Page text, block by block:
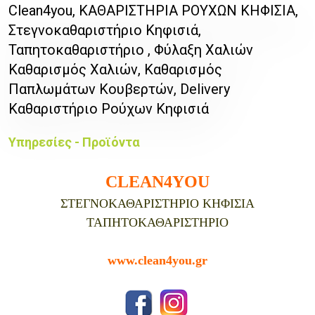
Clean4you, ΚΑΘΑΡΙΣΤΗΡΙΑ ΡΟΥΧΩΝ ΚΗΦΙΣΙΑ,
Στεγνοκαθαριστήριο Κηφισιά,
Ταπητοκαθαριστήριο , Φύλαξη Χαλιών
Καθαρισμός Χαλιών, Καθαρισμός
Παπλωμάτων Κουβερτών, Delivery
Καθαριστήριο Ρούχων Κηφισιά
Υπηρεσίες - Προϊόντα
CLEAN4YOU
ΣΤΕΓΝΟΚΑΘΑΡΙΣΤΗΡΙΟ ΚΗΦΙΣΙΑ
ΤΑΠΗΤΟΚΑΘΑΡΙΣΤΗΡΙΟ
www.clean4you.gr